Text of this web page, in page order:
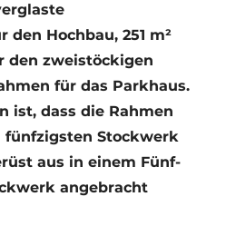
den Hochbau, 251 m²
den zweistöckigen
für das Parkhaus.
ist, dass die Rahmen
fünfzigsten Stockwerk
aus in einem Fünf-
angebracht